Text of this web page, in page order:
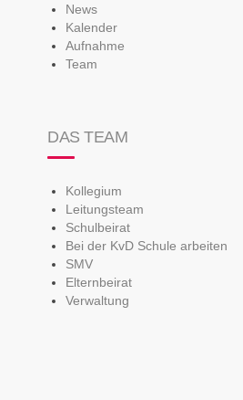
News
Kalender
Aufnahme
Team
DAS TEAM
Kollegium
Leitungsteam
Schulbeirat
Bei der KvD Schule arbeiten
SMV
Elternbeirat
Verwaltung